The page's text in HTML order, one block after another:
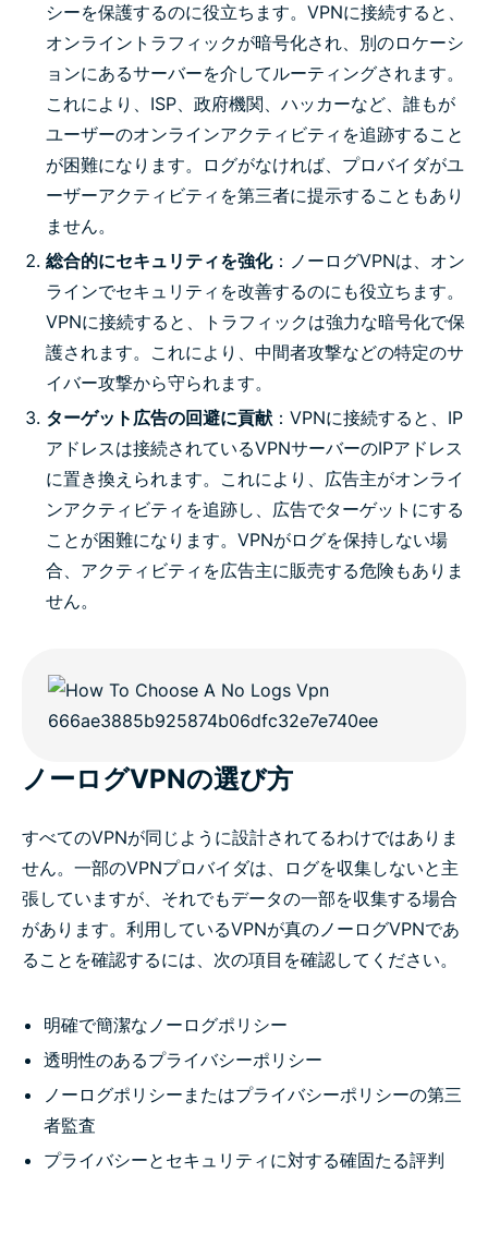
シーを保護するのに役立ちます。VPNに接続すると、
オンライントラフィックが暗号化され、別のロケーシ
ョンにあるサーバーを介してルーティングされます。
これにより、ISP、政府機関、ハッカーなど、誰もが
ユーザーのオンラインアクティビティを追跡すること
が困難になります。ログがなければ、プロバイダがユ
ーザーアクティビティを第三者に提示することもあり
ません。
総合的にセキュリティを強化：ノーログVPNは、オン
ラインでセキュリティを改善するのにも役立ちます。
VPNに接続すると、トラフィックは強力な暗号化で保
護されます。これにより、中間者攻撃などの特定のサ
イバー攻撃から守られます。
ターゲット広告の回避に貢献 ：VPNに接続すると、IP
アドレスは接続されているVPNサーバーのIPアドレス
に置き換えられます。これにより、広告主がオンライ
ンアクティビティを追跡し、広告でターゲットにする
ことが困難になります。VPNがログを保持しない場
合、アクティビティを広告主に販売する危険もありま
せん。
ノーログVPNの選び方
すべてのVPNが同じように設計されてるわけではありま
せん。一部のVPNプロバイダは、ログを収集しないと主
張していますが、それでもデータの一部を収集する場合
があります。利用しているVPNが真のノーログVPNであ
ることを確認するには、次の項目を確認してください。
明確で簡潔なノーログポリシー
透明性のあるプライバシーポリシー
ノーログポリシーまたはプライバシーポリシーの第三
者監査
プライバシーとセキュリティに対する確固たる評判